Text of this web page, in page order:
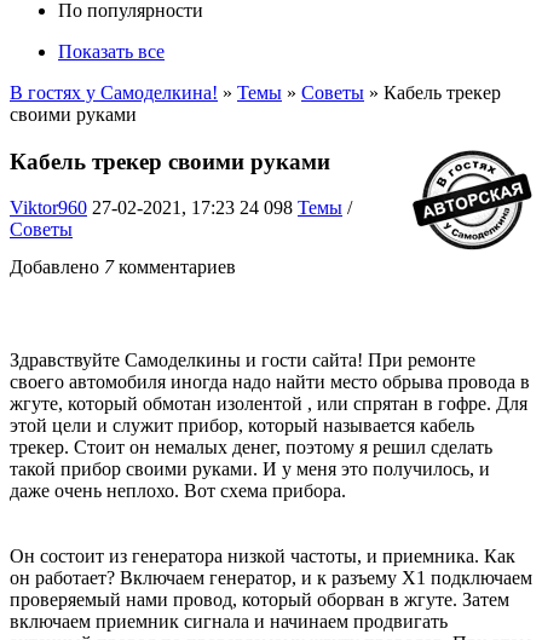
По популярности
Показать все
В гостях у Самоделкина! » Темы » Советы » Кабель трекер
своими руками
Кабель трекер своими руками
Viktor960 27-02-2021, 17:23 24 098 Темы /
Советы
Добавлено 7комментариев
Здравствуйте Самоделкины и гости сайта! При ремонте
своего автомобиля иногда надо найти место обрыва провода в
жгуте, который обмотан изолентой , или спрятан в гофре. Для
этой цели и служит прибор, который называется кабель
трекер. Стоит он немалых денег, поэтому я решил сделать
такой прибор своими руками. И у меня это получилось, и
даже очень неплохо. Вот схема прибора.
Он состоит из генератора низкой частоты, и приемника. Как
он работает? Включаем генератор, и к разъему Х1 подключаем
проверяемый нами провод, который оборван в жгуте. Затем
включаем приемник сигнала и начинаем продвигать